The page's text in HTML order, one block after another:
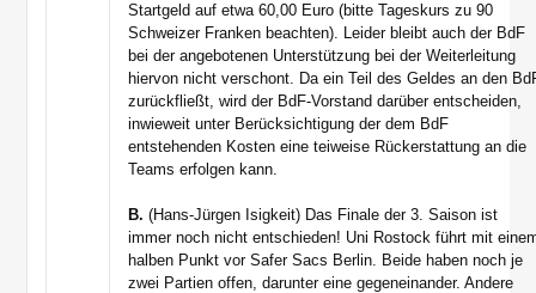
Startgeld auf etwa 60,00 Euro (bitte Tageskurs zu 90
Schweizer Franken beachten). Leider bleibt auch der BdF
bei der angebotenen Unterstützung bei der Weiterleitung
hiervon nicht verschont. Da ein Teil des Geldes an den
zurückfließt, wird der BdF-Vorstand darüber entscheiden,
inwieweit unter Berücksichtigung der dem BdF
entstehenden Kosten eine teiweise Rückerstattung an die
Teams erfolgen kann.
B. (Hans-Jürgen Isigkeit) Das Finale der 3. Saison ist
immer noch nicht entschieden! Uni Rostock führt mit
halben Punkt vor Safer Sacs Berlin. Beide haben noch je
zwei Partien offen, darunter eine gegeneinander. Andere